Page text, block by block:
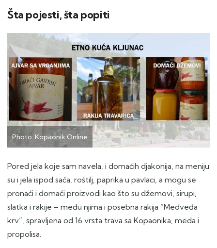
Šta pojesti, šta popiti
Photo: Kopaonik Online
Pored jela koje sam navela, i domaćih djakonija, na meniju
su i jela ispod sača, roštilj, paprika u pavlaci, a mogu se
pronaći i domaći proizvodi kao što su džemovi, sirupi,
slatka i rakije – među njima i posebna rakija “Medveđa
krv”, spravljena od 16 vrsta trava sa Kopaonika, meda i
propolisa.